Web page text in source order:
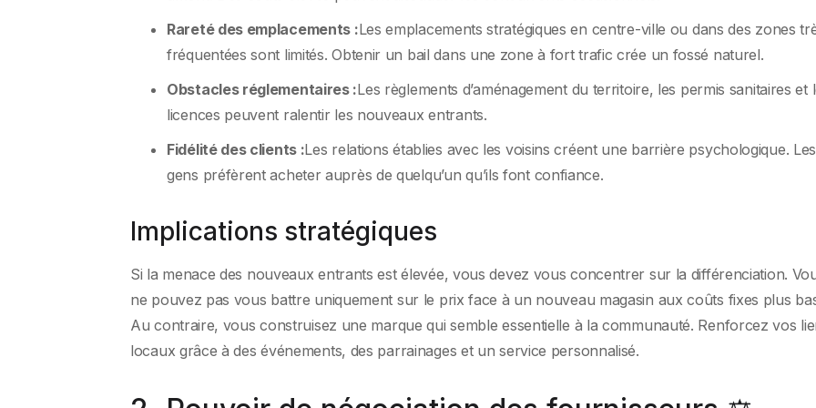
Rareté des emplacements :Les emplacements stratégiques en centre-ville ou dans des zones
fréquentées sont limités. Obtenir un bail dans une zone à fort trafic crée un fossé naturel.
Obstacles réglementaires :Les règlements d’aménagement du territoire, les permis sanitaires et
licences peuvent ralentir les nouveaux entrants.
Fidélité des clients :Les relations établies avec les voisins créent une barrière psychologique. Les
gens préfèrent acheter auprès de quelqu’un qu’ils font confiance.
Implications stratégiques
Si la menace des nouveaux entrants est élevée, vous devez vous concentrer sur la différenciation.
ne pouvez pas vous battre uniquement sur le prix face à un nouveau magasin aux coûts fixes plus
Au contraire, vous construisez une marque qui semble essentielle à la communauté. Renforcez vos
locaux grâce à des événements, des parrainages et un service personnalisé.